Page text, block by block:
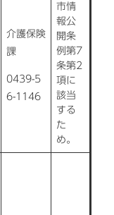
介護保険
課
0439-5
6-1146
市情
報公
開条
例第7
条第2
項に
該当
する
た
め。